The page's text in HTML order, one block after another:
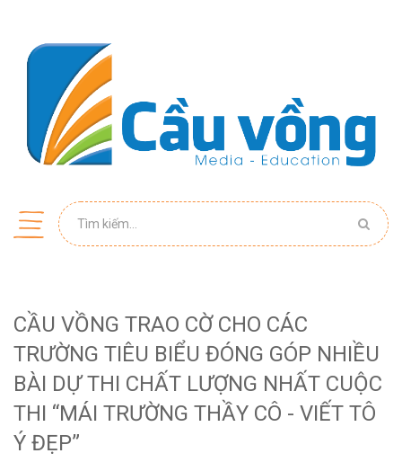
CẦU VỒNG TRAO CỜ CHO CÁC
TRƯỜNG TIÊU BIỂU ĐÓNG GÓP NHIỀU
BÀI DỰ THI CHẤT LƯỢNG NHẤT CUỘC
THI “MÁI TRƯỜNG THẦY CÔ - VIẾT TÔ
Ý ĐẸP”